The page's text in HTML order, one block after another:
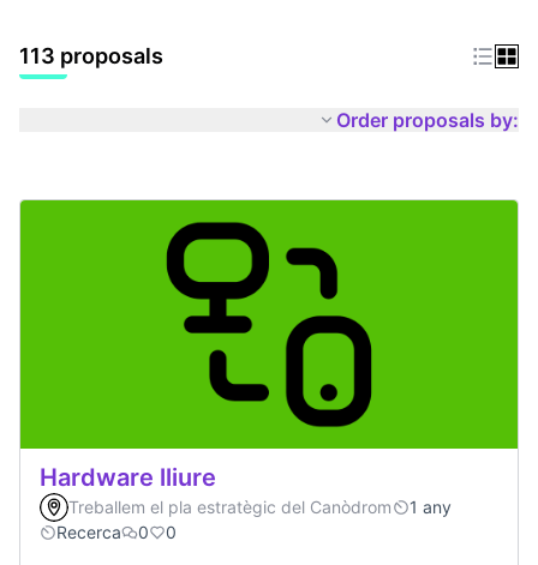
113 proposals
Order proposals by:
Hardware lliure
Treballem el pla estratègic del Canòdrom
1 any
Recerca
0 0